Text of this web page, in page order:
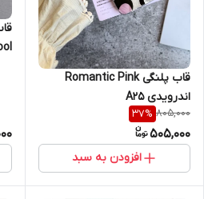
قاب پلنگی Romantic Pink
اندرویدی A25
805,000
37%
505,000
افزودن به سبد